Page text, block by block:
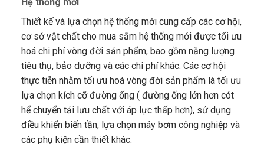
Hệ thống mới
Thiết kế và lựa chọn hệ thống mới cung cấp các cơ hội,
cơ sở vật chất cho mua sắm hệ thống mới được tối ưu
hoá chi phí vòng đời sản phẩm, bao gồm năng lượng
tiêu thụ, bảo dưỡng và các chi phí khác. Các cơ hội
thực tiễn nhằm tối ưu hoá vòng đời sản phẩm là tối ưu
lựa chọn kích cỡ đường ống ( đường ống lớn hơn cót
hể chuyển tải lưu chất với áp lực thấp hơn), sử dụng
điều khiển biến tần, lựa chọn máy bơm công nghiệp và
các phụ kiện cần thiết khác.